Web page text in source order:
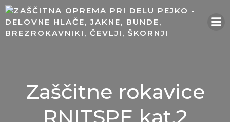
Skip
to
content
Zaščitne rokavice
RNITSPE kat.2